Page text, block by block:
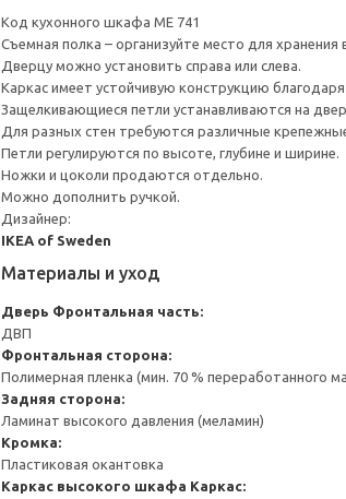
Код кухонного шкафа ME 741
Съемная полка – организуйте место для
Дверцу можно установить справа или слева.
Каркас имеет устойчивую конструкцию
Защелкивающиеся петли устанавливаются на
Для разных стен требуются различные
Петли регулируются по высоте, глубине и ширине.
Ножки и цоколи продаются отдельно.
Можно дополнить ручкой.
Дизайнер:
IKEA of Sweden
Материалы и уход
Дверь Фронтальная часть:
ДВП
Фронтальная сторона:
Полимерная пленка (мин. 70 % переработанного
Задняя сторона:
Ламинат высокого давления (меламин)
Кромка:
Пластиковая окантовка
Каркас высокого шкафа Каркас: